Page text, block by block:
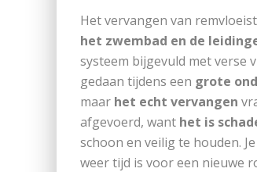
Het vervangen van
het zwembad en de
systeem bijgevuld met verse
gedaan tijdens een grote
maar het echt vervangen
afgevoerd, want het is
schoon en veilig te houden.
weer tijd is voor een nieuwe